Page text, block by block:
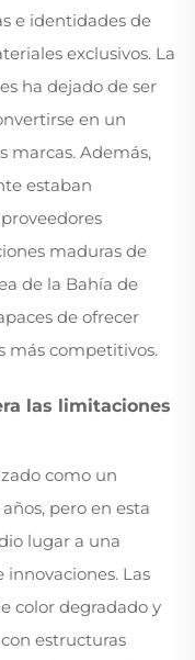
e identidades de
exclusivos. La
ha dejado de ser
en un
marcas. Además,
estaban
maduras de
de la Bahía de
de ofrecer
más competitivos.
las limitaciones
como un
pero en esta
lugar a una
Las
color degradado y
estructuras